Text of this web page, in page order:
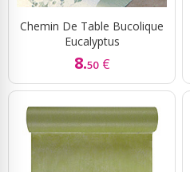
Chemin De Table Bucolique
Eucalyptus
8.50 €